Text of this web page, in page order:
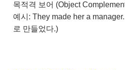
목적격 보어 (Object
예시: They made her a
로 만들었다.)